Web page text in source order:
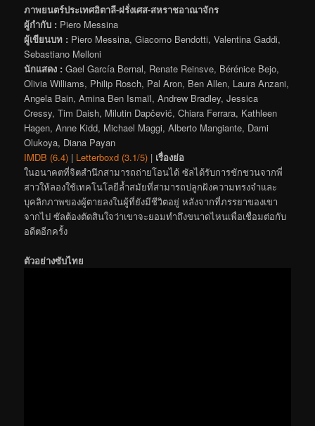
ภาพยนตร์ประเทศอิตาลี-ฝรั่งเศส-สหราชอาณาจักร
ผู้กำกับ : Piero Messina
ผู้เขียนบท : Piero Messina, Giacomo Bendotti, Valentina Gaddi,
Sebastiano Melloni
นักแสดง : Gael García Bernal, Renate Reinsve, Bérénice Bejo,
Olivia Williams, Philip Rosch, Pal Aron, Ben Allen, Laura Anzani,
Angela Bain, Amina Ben Ismaïl, Andrew Bradley, Jessica
Cressy, Tim Daish, Milutin Dapčević, Chiara Ferrara, Kathleen
Hagen, Anne Kidd, Michael Maggi, Alberto Mangiante, Dami
Olukoya, Diana Payan
IMDB (6.4) | Letterboxd (3.1/5) | เรื่องย่อ
ในอนาคตที่จิตสำนึกสามารถถ่ายโอนได้ ซัลได้รับการชักชวนจากพี่
สาวให้ลองใช้เทคโนโลยีล้ำสมัยที่สามารถปลูกฝังความทรงจำและ
บุคลิกภาพของผู้ตายลงในผู้ที่ยังมีชีวิตอยู่ หลังจากที่ภรรยาของเขา
จากไป ซัลต้องตัดสินใจว่าเขาจะยอมทำถึงขนาดไหนเพื่อเชื่อมต่อกับ
อดีตอีกครั้ง
ตัวอย่างซับไทย